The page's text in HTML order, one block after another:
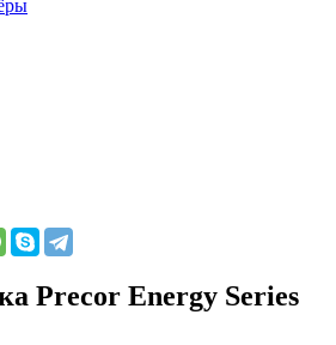
Precor Energy Series